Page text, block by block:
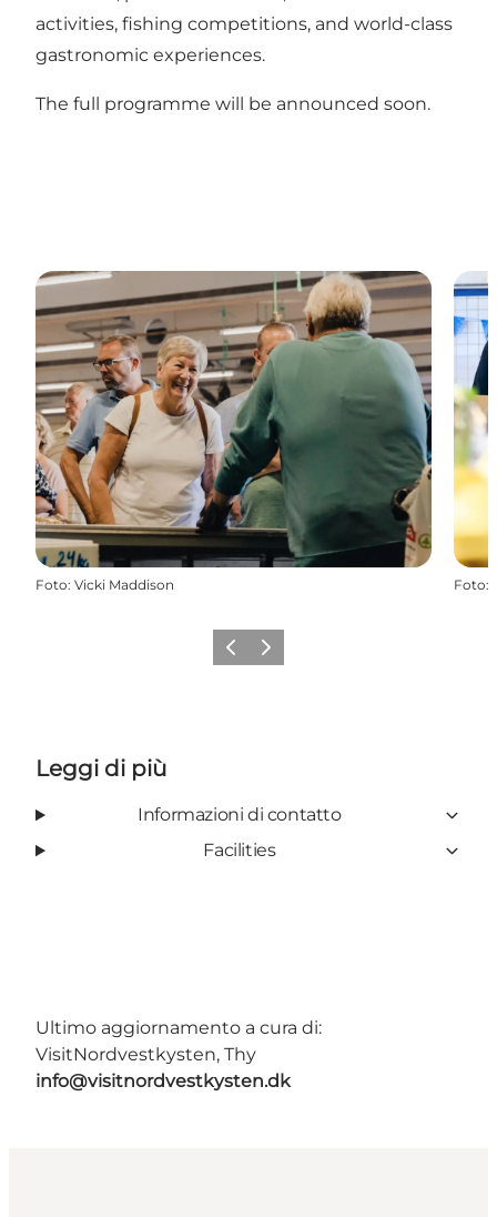
activities, fishing competitions, and world-class
gastronomic experiences.
The full programme will be announced soon.
Foto: Vicki Maddison Foto:
Precedente
Avanti
Leggi di più
Informazioni di contatto
Facilities
Ultimo aggiornamento a cura di:
VisitNordvestkysten, Thy
info@visitnordvestkysten.dk